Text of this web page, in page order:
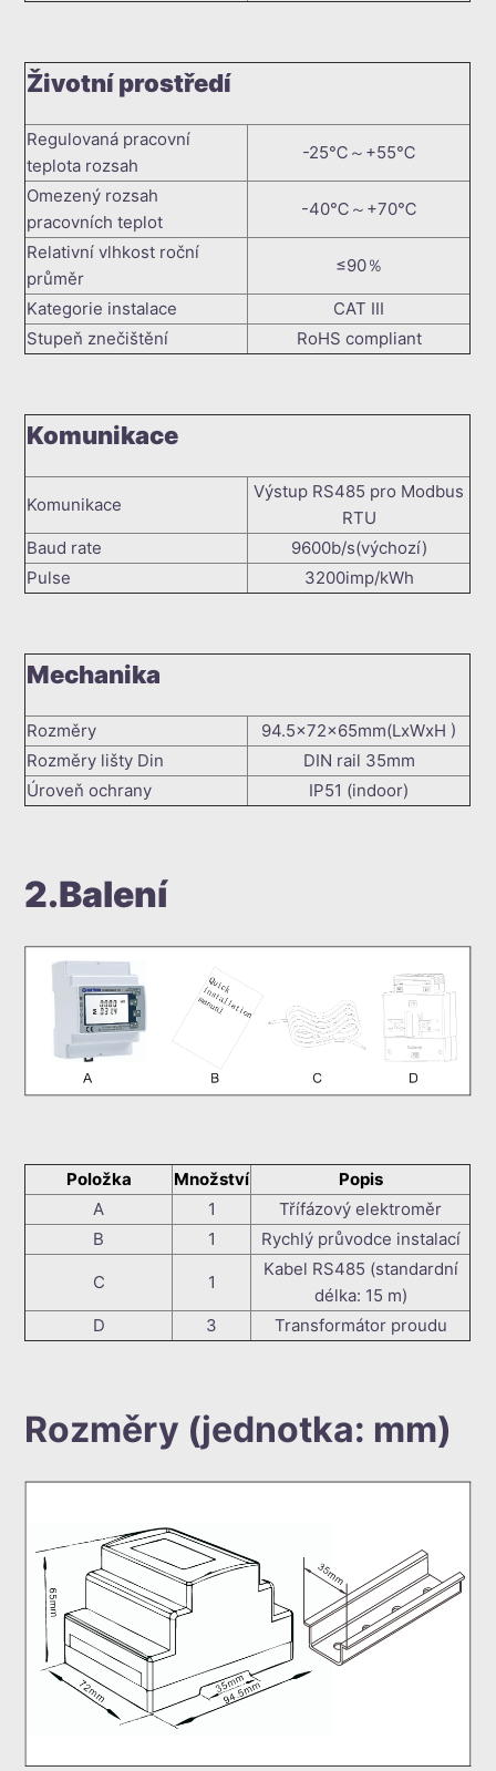
Životní prostředí
Regulovaná pracovní
teplota rozsah
-25℃～+55℃
Omezený rozsah
pracovních teplot
-40℃～+70℃
Relativní vlhkost roční
průměr
≤90％
Kategorie instalace
CAT III
Stupeň znečištění
RoHS compliant
Komunikace
Komunikace
Výstup RS485 pro Modbus
RTU
Baud rate
9600b/s(výchozí)
Pulse
3200imp/kWh
Mechanika
Rozměry
94.5x72x65mm(LxWxH )
Rozměry lišty Din
DIN rail 35mm
Úroveň ochrany
IP51 (indoor)
2.Balení
Položka Množství
Popis
A
1
Třífázový elektroměr
B
1 Rychlý průvodce instalací
C 1
Kabel RS485 (standardní
délka: 15 m)
D
3 Transformátor proudu
Rozměry (jednotka: mm)